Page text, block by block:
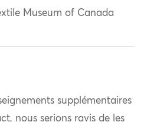
Museum of Canada
supplémentaires
nous serions ravis de les